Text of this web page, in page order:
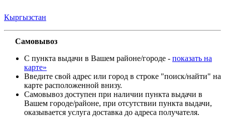
Кыргызстан
Самовывоз
С пункта выдачи в Вашем районе/городе - показать на
карте»
Введите свой адрес или город в строке "поиск/найти" на
карте расположенной внизу.
Самовывоз доступен при наличии пункта выдачи в
Вашем городе/районе, при отсутствии пункта выдачи,
оказывается услуга доставка до адреса получателя.